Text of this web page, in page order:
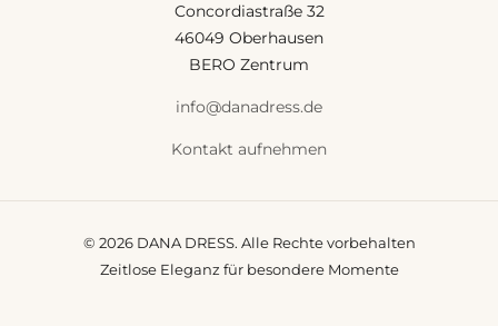
Concordiastraße 32
46049 Oberhausen
BERO Zentrum
info@danadress.de
Kontakt aufnehmen
© 2026 DANA DRESS. Alle Rechte vorbehalten
Zeitlose Eleganz für besondere Momente